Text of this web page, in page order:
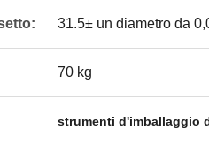
31.5± un diametro da
70 kg
strumenti d'imballaggio